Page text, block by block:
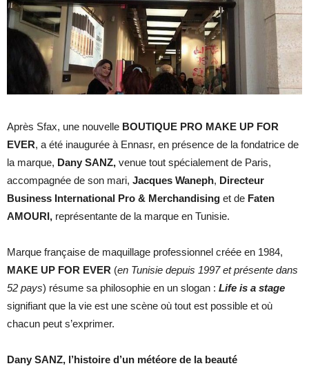
Après Sfax, une nouvelle BOUTIQUE PRO MAKE UP FOR
EVER, a été inaugurée à Ennasr, en présence de la fondatrice de
la marque, Dany SANZ, venue tout spécialement de Paris,
accompagnée de son mari, Jacques Waneph, Directeur
Business International Pro & Merchandising et de Faten
AMOURI, représentante de la marque en Tunisie.
Marque française de maquillage professionnel créée en 1984,
MAKE UP FOR EVER (en Tunisie depuis 1997 et présente dans
52 pays) résume sa philosophie en un slogan : Life is a stage
signifiant que la vie est une scène où tout est possible et où
chacun peut s’exprimer.
Dany SANZ, l’histoire d’un météore de la beauté